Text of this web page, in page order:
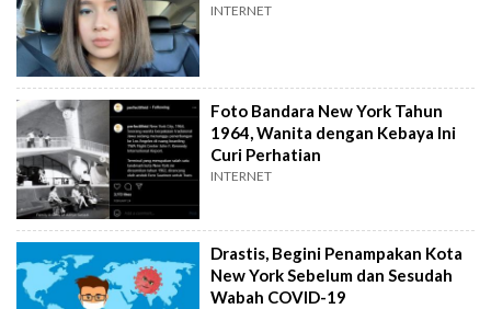
INTERNET
Foto Bandara New York Tahun
1964, Wanita dengan Kebaya Ini
Curi Perhatian
INTERNET
Drastis, Begini Penampakan Kota
New York Sebelum dan Sesudah
Wabah COVID-19